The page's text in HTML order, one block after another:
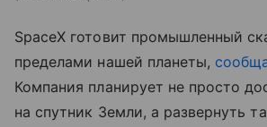
SpaceX готовит промышленный
пределами нашей планеты,
Компания планирует не просто
на спутник Земли, а развернуть